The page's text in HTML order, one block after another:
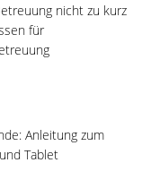
nicht zu kurz
für
Anleitung zum
Tablet